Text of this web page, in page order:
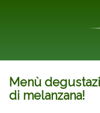
Menù
di melanzana!